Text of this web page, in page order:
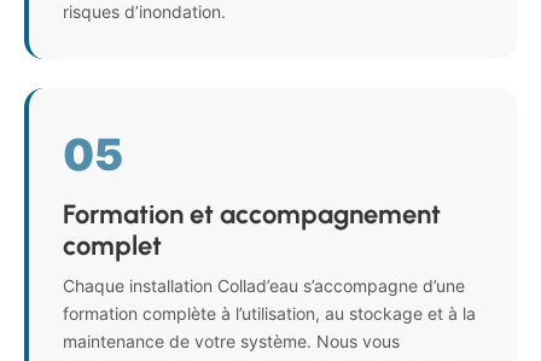
risques d’inondation.
05
Formation et accompagnement
complet
Chaque installation Collad’eau s’accompagne d’une
formation complète à l’utilisation, au stockage et à la
maintenance de votre système. Nous vous